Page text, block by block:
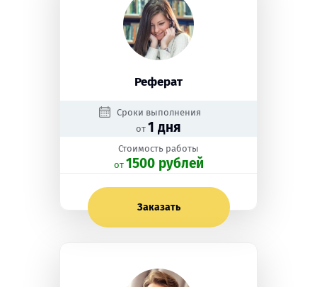
Реферат
Сроки выполнения
от 1 дня
Стоимость работы
oт 1500 рублей
Заказать